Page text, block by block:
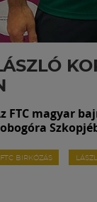
FTC magyar
FTC BIRKÓZÁS